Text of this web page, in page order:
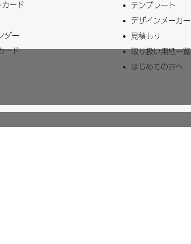
ード
ダー
ード
テンプレート
デザインメーカー
見積もり
取り扱い用紙一覧
はじめての方へ